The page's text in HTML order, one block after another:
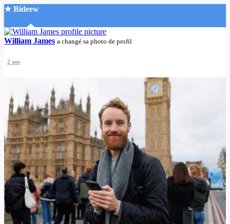
★ Bideew
Accueil
Recherche Avancée
Mon compte
Connexion
Créer un compte
Mode nuit
William James a changé sa photo de profil
2 ans